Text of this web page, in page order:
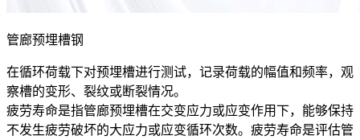
管廊预埋槽钢
在循环荷载下对预埋槽进行测试，记录荷载的幅值和频率，观
察槽的变形、裂纹或断裂情况。
疲劳寿命是指管廊预埋槽在交变应力或应变作用下，能够保持
不发生疲劳破坏的大应力或应变循环次数。疲劳寿命是评估管